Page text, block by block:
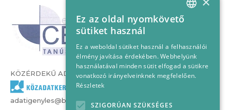
KÖZÉRDEKŰ ADATOK
adatigenyles@bvcs.hu
HUNGARIAN
Ez az oldal nyomkövető
sütiket használ
Ez a weboldal sütiket használ a felhasználói
élmény javítása érdekében. Webhelyünk
használatával minden sütit elfogad a sütikre
vonatkozó irányelveinknek megfelelően.
Részletek
SZIGORÚAN SZÜKSÉGES